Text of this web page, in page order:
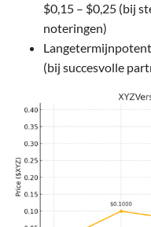
$0,15 – $0,25 (bij
noteringen)
(bij succesvolle